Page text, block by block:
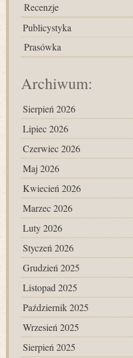
Recenzje
Publicystyka
Prasówka
Archiwum:
Sierpień 2026
Lipiec 2026
Czerwiec 2026
Maj 2026
Kwiecień 2026
Marzec 2026
Luty 2026
Styczeń 2026
Grudzień 2025
Listopad 2025
Październik 2025
Wrzesień 2025
Sierpień 2025